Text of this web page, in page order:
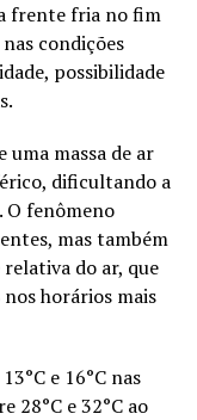
frente fria no fim
condições
possibilidade
massa de ar
dificultando a
O fenômeno
mas também
do ar, que
horários mais
e 16°C nas
28°C e 32°C ao